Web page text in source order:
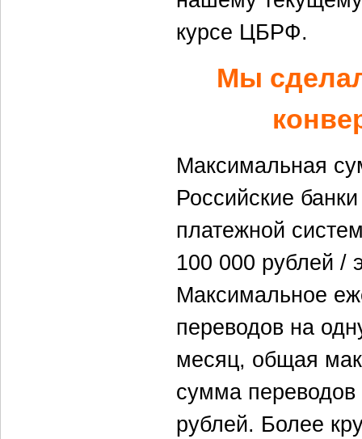
курсе ЦБРФ.
Мы
Максимальная
Российские
платежной
100 000 рублей /
Максимальное
переводов на
месяц, общая
сумма
рублей. Более